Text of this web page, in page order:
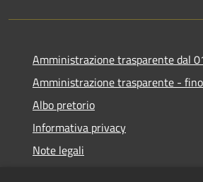
Amministrazione trasparente dal
Amministrazione trasparente -
Albo pretorio
Informativa privacy
Note legali